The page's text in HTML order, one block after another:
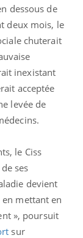
dessous de
deux mois, le
chuterait
inexistant
acceptée
levée de
le Ciss
ses
devient
mettant en
», poursuit
sur